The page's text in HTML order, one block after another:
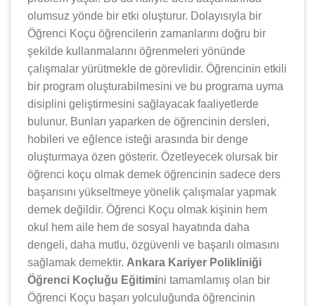
olumsuz yönde bir etki oluşturur. Dolayısıyla bir
Öğrenci Koçu öğrencilerin zamanlarını doğru bir
şekilde kullanmalarını öğrenmeleri yönünde
çalışmalar yürütmekle de görevlidir. Öğrencinin etkili
bir program oluşturabilmesini ve bu programa uyma
disiplini geliştirmesini sağlayacak faaliyetlerde
bulunur. Bunları yaparken de öğrencinin dersleri,
hobileri ve eğlence isteği arasında bir denge
oluşturmaya özen gösterir. Özetleyecek olursak bir
öğrenci koçu olmak demek öğrencinin sadece ders
başarısını yükseltmeye yönelik çalışmalar yapmak
demek değildir. Öğrenci Koçu olmak kişinin hem
okul hem aile hem de sosyal hayatında daha
dengeli, daha mutlu, özgüvenli ve başarılı olmasını
sağlamak demektir. Ankara Kariyer Polikliniği
Öğrenci Koçluğu Eğitimini tamamlamış olan bir
Öğrenci Koçu başarı yolculuğunda öğrencinin